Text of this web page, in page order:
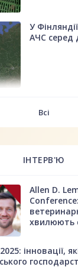
У
АЧС серед
Всі
ІНТЕРВ'Ю
Allen D.
хвилюють
інновації,